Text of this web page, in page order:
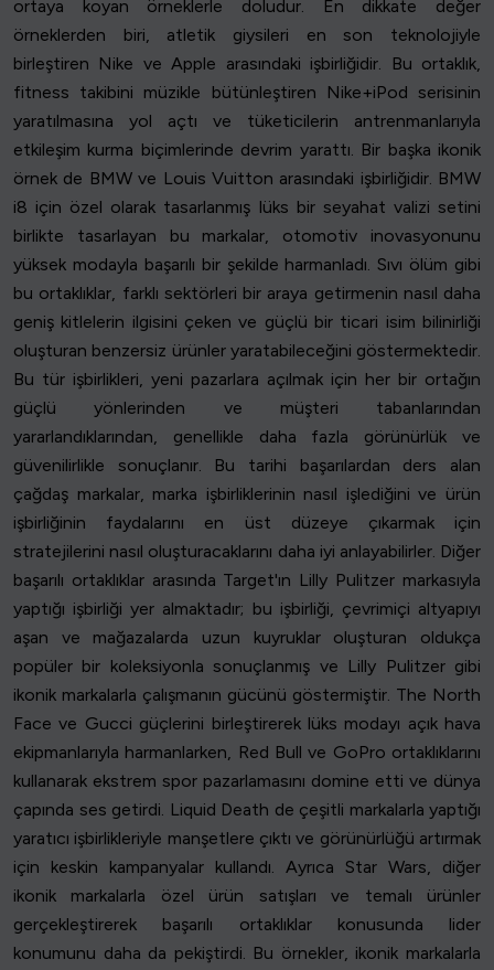
ortaya koyan örneklerle doludur. En dikkate değer
örneklerden biri, atletik giysileri en son teknolojiyle
birleştiren Nike ve Apple arasındaki işbirliğidir. Bu ortaklık,
fitness takibini müzikle bütünleştiren Nike+iPod serisinin
yaratılmasına yol açtı ve tüketicilerin antrenmanlarıyla
etkileşim kurma biçimlerinde devrim yarattı. Bir başka ikonik
örnek de BMW ve Louis Vuitton arasındaki işbirliğidir. BMW
i8 için özel olarak tasarlanmış lüks bir seyahat valizi setini
birlikte tasarlayan bu markalar, otomotiv inovasyonunu
yüksek modayla başarılı bir şekilde harmanladı. Sıvı ölüm gibi
bu ortaklıklar, farklı sektörleri bir araya getirmenin nasıl daha
geniş kitlelerin ilgisini çeken ve güçlü bir ticari isim bilinirliği
oluşturan benzersiz ürünler yaratabileceğini göstermektedir.
Bu tür işbirlikleri, yeni pazarlara açılmak için her bir ortağın
güçlü yönlerinden ve müşteri tabanlarından
yararlandıklarından, genellikle daha fazla görünürlük ve
güvenilirlikle sonuçlanır. Bu tarihi başarılardan ders alan
çağdaş markalar, marka işbirliklerinin nasıl işlediğini ve ürün
işbirliğinin faydalarını en üst düzeye çıkarmak için
stratejilerini nasıl oluşturacaklarını daha iyi anlayabilirler. Diğer
başarılı ortaklıklar arasında Target'ın Lilly Pulitzer markasıyla
yaptığı işbirliği yer almaktadır; bu işbirliği, çevrimiçi altyapıyı
aşan ve mağazalarda uzun kuyruklar oluşturan oldukça
popüler bir koleksiyonla sonuçlanmış ve Lilly Pulitzer gibi
ikonik markalarla çalışmanın gücünü göstermiştir. The North
Face ve Gucci güçlerini birleştirerek lüks modayı açık hava
ekipmanlarıyla harmanlarken, Red Bull ve GoPro ortaklıklarını
kullanarak ekstrem spor pazarlamasını domine etti ve dünya
çapında ses getirdi. Liquid Death de çeşitli markalarla yaptığı
yaratıcı işbirlikleriyle manşetlere çıktı ve görünürlüğü artırmak
için keskin kampanyalar kullandı. Ayrıca Star Wars, diğer
ikonik markalarla özel ürün satışları ve temalı ürünler
gerçekleştirerek başarılı ortaklıklar konusunda lider
konumunu daha da pekiştirdi. Bu örnekler, ikonik markalarla